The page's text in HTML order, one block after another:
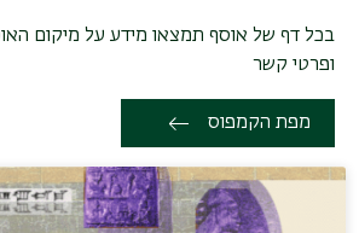
בכל דף של אוסף תמצאו מידע על מיקום
ופרטי קשר
מפת הקמפוס